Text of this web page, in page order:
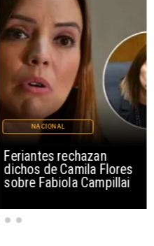
Feriantes rechazan
dichos de Camila Flores
sobre Fabiola Campillai
NACIONAL